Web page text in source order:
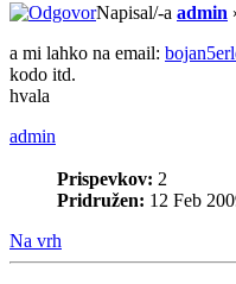
Napisal/-a admin
a mi lahko na email:
kodo itd.
hvala
admin
Prispevkov: 2
Pridružen: 12 Feb
Na vrh